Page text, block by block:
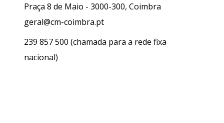
Praça 8 de Maio - 3000-300, Coimbra
geral@cm-coimbra.pt
239 857 500 (chamada para a rede fixa
nacional)